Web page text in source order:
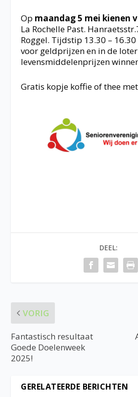
Op maandag 5 mei kienen
La Rochelle Past.
Roggel. Tijdstip 13.30 –
voor geldprijzen en in de
levensmiddelenprijzen
Gratis kopje koffie of thee
DEEL:
VORIG
Fantastisch resultaat
Goede Doelenweek
2025!
GERELATEERDE BERICHTEN